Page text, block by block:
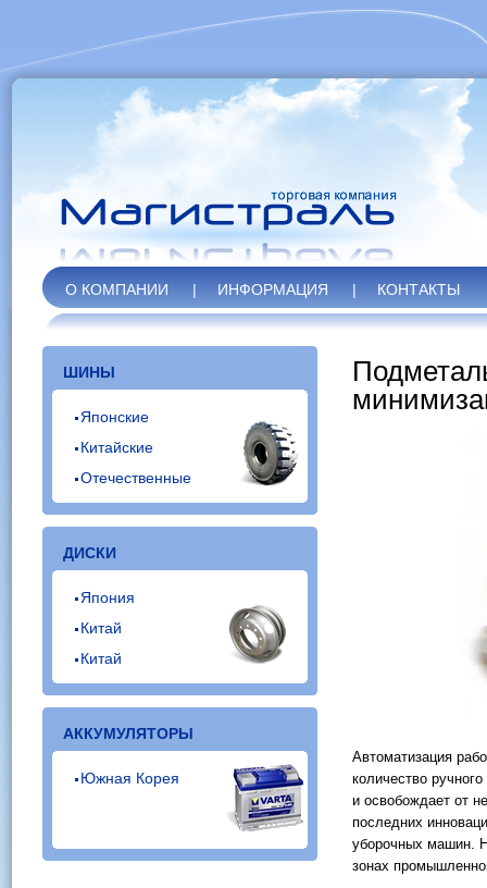
О КОМПАНИИ | ИНФОРМАЦИЯ | КОНТАКТЫ
ШИНЫ
Японские
Китайские
Отечественные
ДИСКИ
Япония
Китай
Китай
АККУМУЛЯТОРЫ
Южная Корея
Автоматизация
количество
и освобождает от
последних
уборочных машин.
зонах